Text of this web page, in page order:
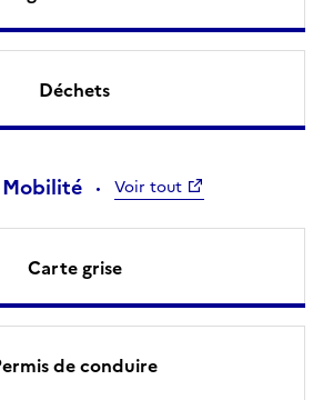
Déchets
Mobilité Voir tout
Carte grise
de conduire